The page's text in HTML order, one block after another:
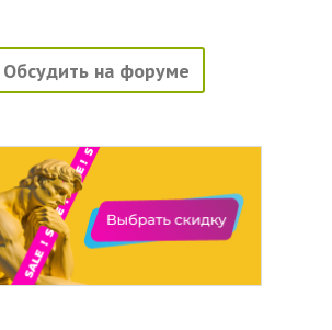
Обсудить на форуме